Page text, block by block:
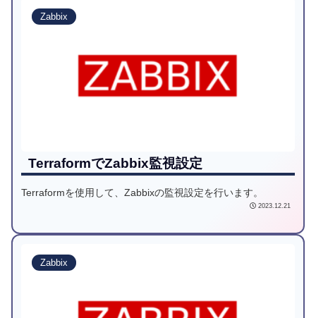
Zabbix
TerraformでZabbix監視設定
Terraformを使用して、Zabbixの監視設定を行います。
2023.12.21
Zabbix